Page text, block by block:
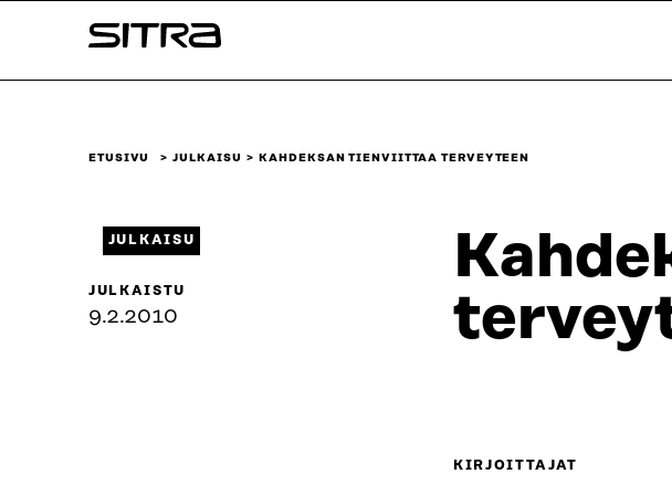
sisältöön
Sitra
ETUSIVU JULKAISU KAHDEKSAN TIENVIITTAA TERVEYTEEN
JULKAISU
JULKAISTU
9.2.2010
KIRJOITTAJAT